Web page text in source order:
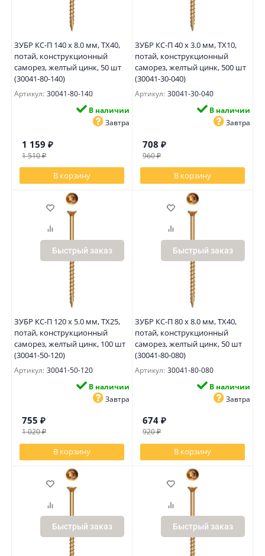
ЗУБР КС-П 140 х 8.0 мм, TX40,
потай, конструкционный
саморез, желтый цинк, 50 шт
(30041-80-140)
Артикул: 30041-80-140
В наличии
Завтра
1 159 ₽
1 510₽
В корзину
ЗУБР КС-П 40 х 3.0 мм, TX10,
потай, конструкционный
саморез, желтый цинк, 500 шт
(30041-30-040)
Артикул: 30041-30-040
В наличии
Завтра
708 ₽
960₽
В корзину
Быстрый заказ
ЗУБР КС-П 120 х 5.0 мм, TX25,
потай, конструкционный
саморез, желтый цинк, 100 шт
(30041-50-120)
Артикул: 30041-50-120
В наличии
Завтра
755 ₽
1 020₽
В корзину
Быстрый заказ
ЗУБР КС-П 80 х 8.0 мм, TX40,
потай, конструкционный
саморез, желтый цинк, 50 шт
(30041-80-080)
Артикул: 30041-80-080
В наличии
Завтра
674 ₽
920₽
В корзину
Быстрый заказ Быстрый заказ